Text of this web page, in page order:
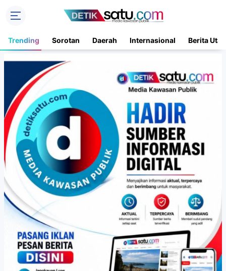
Trending Sorotan Daerah Internasional Berita